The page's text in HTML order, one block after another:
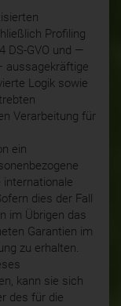
Profiling
DS-GVO und —
aussagekräftige
Logik sowie
Verarbeitung für
ein
internationale
dies der Fall
im Übrigen das
Garantien im
zu erhalten.
kann sie sich
des für die